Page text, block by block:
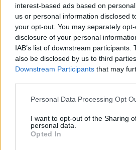
interest-based ads based on
us or personal information disclosed
your opt-out. You may separately
disclosure of your personal
IAB’s list of downstream participants.
also be disclosed by us to third
Downstream Participants that may
Personal Data Processing Opt
I want to opt-out of the Sharing
personal data.
Opted In